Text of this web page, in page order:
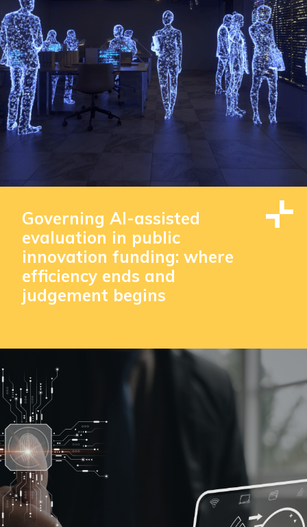
Governing AI-assisted
evaluation in public
innovation funding: where
efficiency ends and
judgement begins